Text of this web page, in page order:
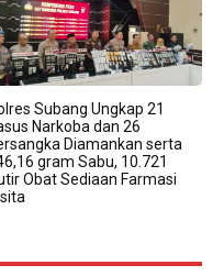
Subang Ungkap 21
Narkoba dan 26
Diamankan serta
gram Sabu, 10.721
Obat Sediaan Farmasi